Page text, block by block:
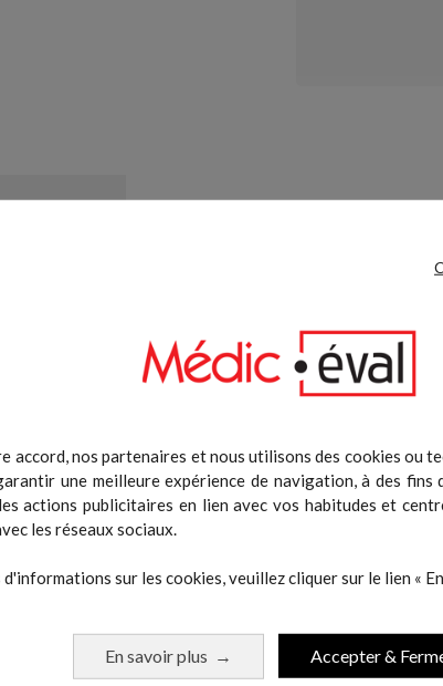
accord, nos partenaires et nous utilisons des cookies ou
une meilleure expérience de navigation, à des fins
actions publicitaires en lien avec vos habitudes et
les réseaux sociaux.
sur les cookies, veuillez cliquer sur le lien «
En savoir plus → Accepter &
catégorie :